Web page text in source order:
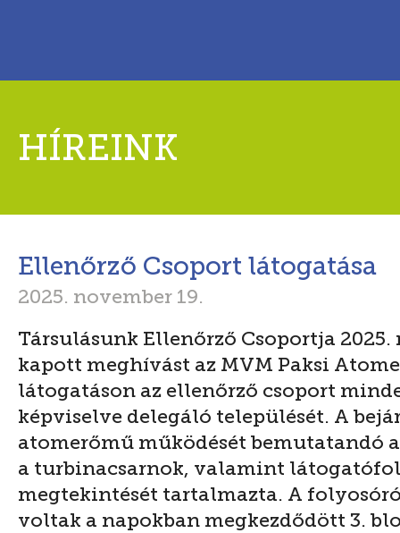
HÍREINK
Ellenőrző Csoport látogatása
2025. november 19.
Társulásunk Ellenőrző Csoportja 2025.
kapott meghívást az MVM Paksi
látogatáson az ellenőrző csoport
képviselve delegáló települését. A
atomerőmű működését bemutatandó
a turbinacsarnok, valamint
megtekintését tartalmazta. A
voltak a napokban megkezdődött 3.